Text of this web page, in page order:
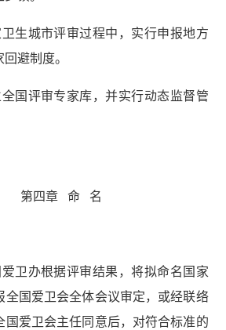
城市评审过程中，实行申报地方
避制度。
评审专家库，并实行动态监督管
第四章 命 名
办根据评审结果，将拟命名国家
全国爱卫会全体会议审定，或经联络
国爱卫会主任同意后，对符合标准的